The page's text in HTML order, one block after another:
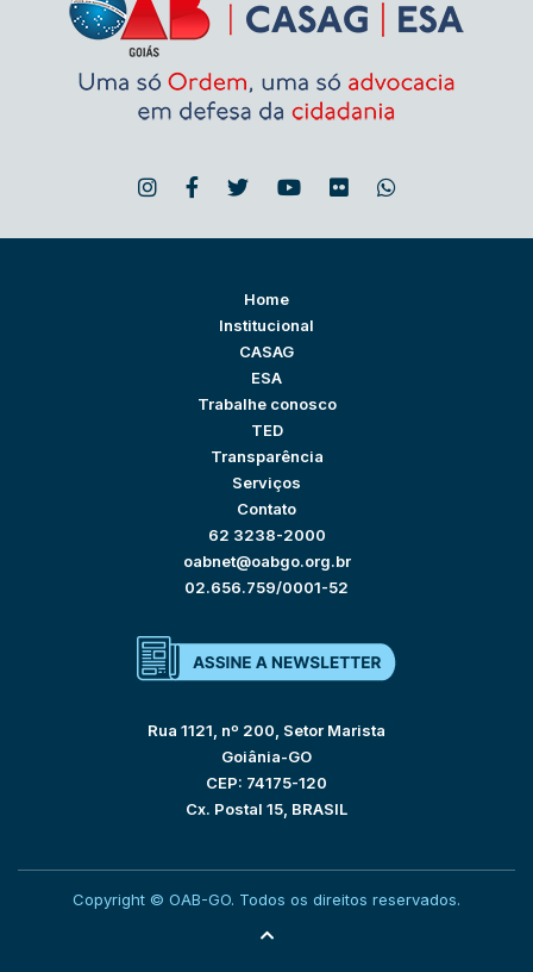
Home
Institucional
CASAG
ESA
Trabalhe conosco
TED
Transparência
Serviços
Contato
62 3238-2000
oabnet@oabgo.org.br
02.656.759/0001-52
Rua 1121, nº 200, Setor Marista
Goiânia-GO
CEP: 74175-120
Cx. Postal 15, BRASIL
Copyright © OAB-GO. Todos os direitos reservados.